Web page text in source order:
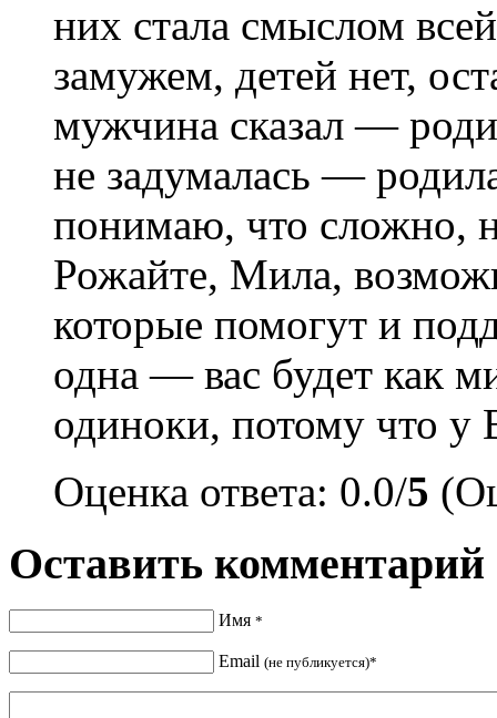
них стала смыслом
замужем, детей нет,
мужчина сказал —
не задумалась —
понимаю, что сложно,
Рожайте, Мила,
которые помогут и
одна — вас будет как
одиноки, потому что у
Оценка ответа: 0.0/5
Оставить комментарий
Имя *
Email (не публикуется)*